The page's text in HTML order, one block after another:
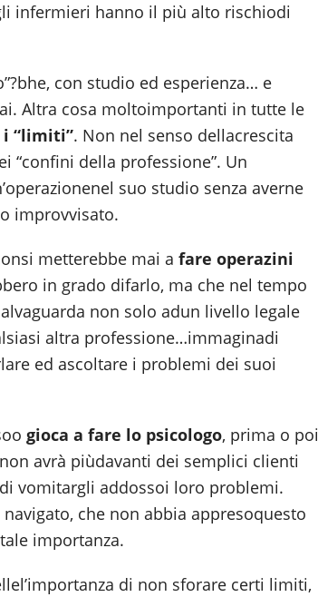
infermieri hanno il più alto rischiodi
con studio ed esperienza… e
Altra cosa moltoimportanti in tutte le
i “limiti”. Non nel senso dellacrescita
“confini della professione”. Un
suo studio senza averne
improvvisato.
metterebbe mai a fare operazini
in grado difarlo, ma che nel tempo
non solo adun livello legale
altra professione…immaginadi
ed ascoltare i problemi dei suoi
gioca a fare lo psicologo, prima o poi
avrà piùdavanti dei semplici clienti
vomitargli addossoi loro problemi.
che non abbia appresoquesto
importanza.
di non sforare certi limiti,